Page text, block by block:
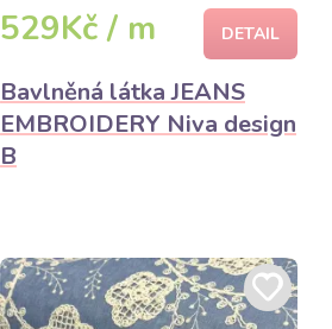
529Kč / m DETAIL
Bavlněná látka JEANS
EMBROIDERY Niva design
B